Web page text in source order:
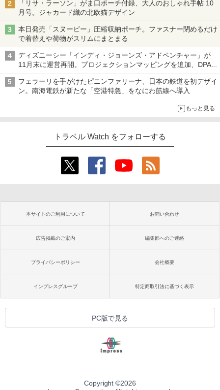
「リサ・ラーソン」がま口ポーチ付録、大人のおしゃれ手帖 10
月号。ジャカード織の北欧猫デザイン
本日発売「スヌーピー」圧縮収納ポーチ。ファスナー閉めるだけ
で着替えや荷物がスリムにまとまる
ディズニーシー「インディ・ジョーンズ・アドベンチャー」が
11月末に運営再開。プロジェクションマッピングを追加、DPA
は1500円
フェラーリを手がけたピニンファリーナ、日本の鉄道を初デザイ
ン。南海電鉄が新たな「空港特急」をなにわ筋線へ導入
もっと見る
トラベル Watch をフォローする
本サイトのご利用について お問い合わせ
広告掲載のご案内 編集部へのご連絡
プライバシーポリシー 会社概要
インプレスグループ 特定商取引法に基づく表示
PC版で見る
Copyright ©2026